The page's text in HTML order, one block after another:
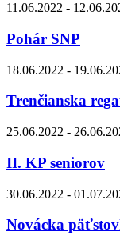
11.06.2022 -
Pohár SNP
18.06.2022 -
Trenčianska
25.06.2022 -
II. KP seniorov
30.06.2022 -
Novácka